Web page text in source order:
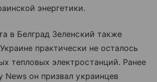
энергетики.
в Белград Зеленский также
практически не осталось
тепловых электростанций. Ранее
News он призвал украинцев